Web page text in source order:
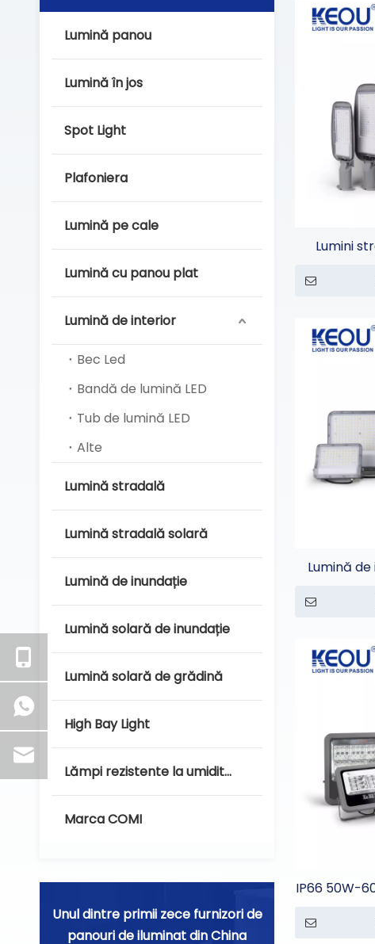
Lumină panou
Lumină în jos
Spot Light
Plafoniera
Lumină pe cale
Lumină cu panou plat
Lumină de interior
Bec Led
Bandă de lumină LED
Tub de lumină LED
Alte
Lumină stradală
Lumină stradală solară
Lumină de inundație
Lumină solară de inundație
Lumină solară de grădină
High Bay Light
Lămpi rezistente la umiditate
Marca COMI
Unul dintre primii zece furnizori de
panouri de iluminat din China
Lumini
Lumină
IP66 50W-